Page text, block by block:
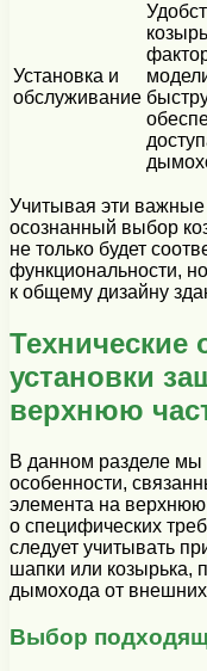
Установка и
обслуживание
Учитывая эти
осознанный выбор
не только будет
функциональности,
к общему дизайну
Технические
установки
верхнюю
В данном разделе мы
особенности,
элемента на
о специфических
следует учитывать
шапки или козырька,
дымохода от внешних
Выбор